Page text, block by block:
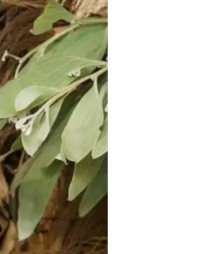
Giáo dục
Văn hoá
Môi trường
Giao thông – Đô thị